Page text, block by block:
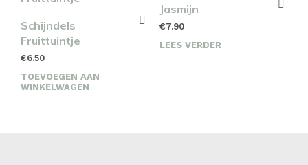
Schijndels
Fruittuintje
€6.50
TOEVOEGEN AAN
WINKELWAGEN
Jasmijn
€7.90
LEES VERDER